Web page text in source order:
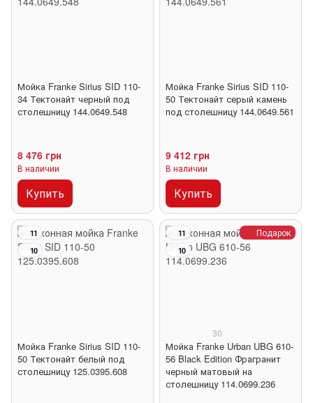
Мойка Franke Sirius SID 110-
34 Тектонайт черный под
столешницу 144.0649.548
8 476 грн
В наличии
Купить
Мойка Franke Sirius SID 110-
50 Тектонайт серый камень
под столешницу 144.0649.561
9 412 грн
В наличии
Купить
11
10
Мойка Franke Sirius SID 110-
50 Тектонайт белый под
столешницу 125.0395.608
Подарок
11
10
30
Мойка Franke Urban UBG 610-
56 Black Edition Фрагранит
черный матовый на
столешницу 114.0699.236